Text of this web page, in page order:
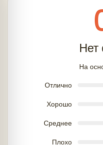
Нет
На
Отлично
Хорошо
Среднее
Плохо